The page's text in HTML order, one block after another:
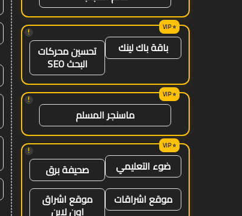
!
باقة باك لينك تحسين محركات
البحث SEO
!
ماسنجر المسلم
!
ضوء التعليمي
صحيفة برق
موقع اشراقات
موقع اشراق
اون لاين